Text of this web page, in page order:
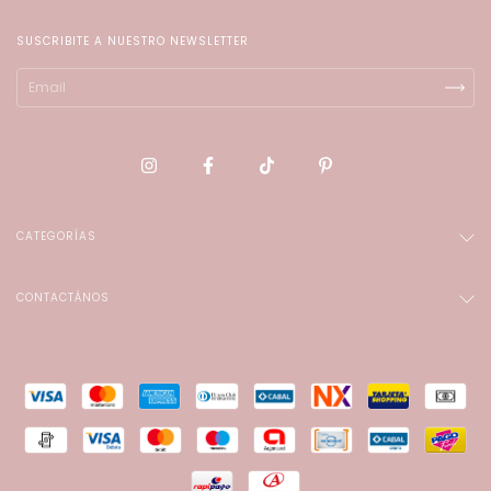
SUSCRIBITE A NUESTRO NEWSLETTER
CATEGORÍAS
CONTACTÁNOS